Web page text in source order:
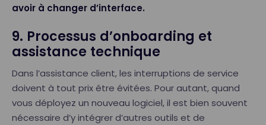
avoir à changer d’interface.
9. Processus d’onboarding et
assistance technique
Dans l’assistance client, les interruptions de service
doivent à tout prix être évitées. Pour autant, quand
vous déployez un nouveau logiciel, il est bien souvent
nécessaire d’y intégrer d’autres outils et de